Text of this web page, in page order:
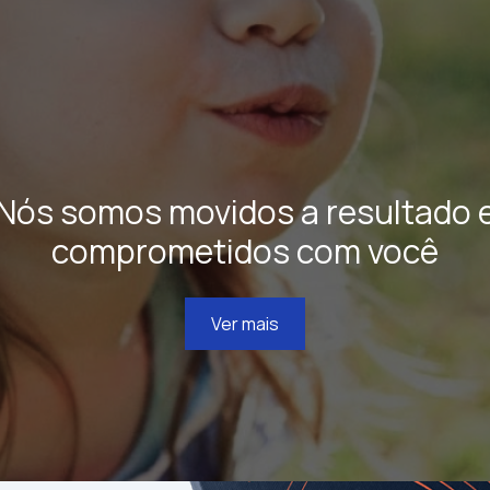
somos movidos a resultado
comprometidos com você
Ver mais